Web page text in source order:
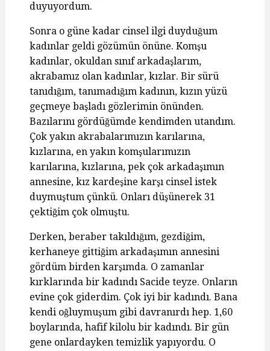
duyuyordum.
Sonra o güne kadar cinsel ilgi duyduğum
kadınlar geldi gözümün önüne. Komşu
kadınlar, okuldan sınıf arkadaşlarım,
akrabamız olan kadınlar, kızlar. Bir sürü
tanıdığım, tanımadığım kadının, kızın yüzü
geçmeye başladı gözlerimin önünden.
Bazılarını gördüğümde kendimden utandım.
Çok yakın akrabalarımızın karılarına,
kızlarına, en yakın komşularımızın
karılarına, kızlarına, pek çok arkadaşımın
annesine, kız kardeşine karşı cinsel istek
duymuştum çünkü. Onları düşünerek 31
çektiğim çok olmuştu.
Derken, beraber takıldığım, gezdiğim,
kerhaneye gittiğim arkadaşımın annesini
gördüm birden karşımda. O zamanlar
kırklarında bir kadındı Sacide teyze. Onların
evine çok giderdim. Çok iyi bir kadındı. Bana
kendi oğluymuşum gibi davranırdı hep. 1,60
boylarında, hafif kilolu bir kadındı. Bir gün
gene onlardayken temizlik yapıyordu. O